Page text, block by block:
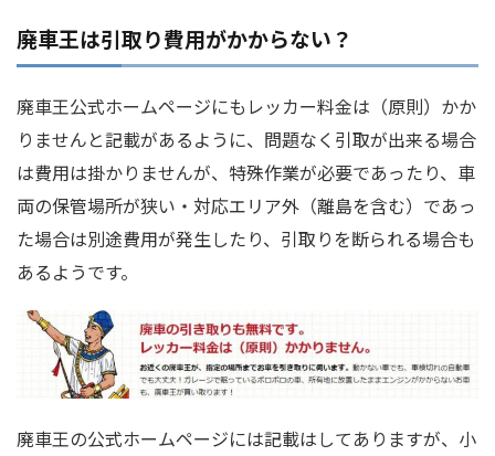
廃車王は引取り費用がかからない？
廃車王公式ホームページにもレッカー料金は（原則）かか
りませんと記載があるように、問題なく引取が出来る場合
は費用は掛かりませんが、特殊作業が必要であったり、車
両の保管場所が狭い・対応エリア外（離島を含む）であっ
た場合は別途費用が発生したり、引取りを断られる場合も
あるようです。
廃車王の公式ホームページには記載はしてありますが、小